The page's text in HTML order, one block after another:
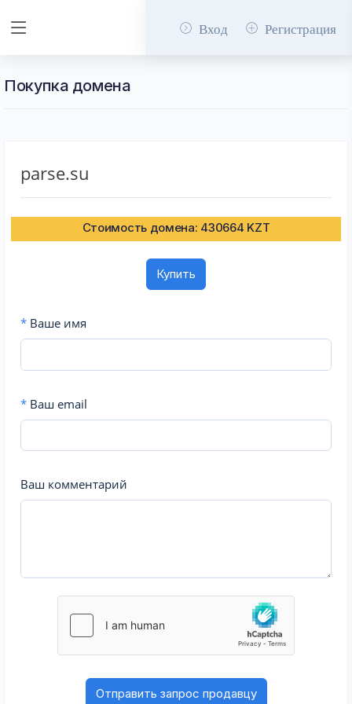
Вход Регистрация
Покупка домена
parse.su
Стоимость домена: 430664 KZT
Купить
* Ваше имя
* Ваш email
Ваш комментарий